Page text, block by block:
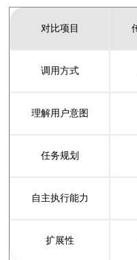
对比项目
调用方式
理解用户意图
任务规划
自主执行能力
扩展性